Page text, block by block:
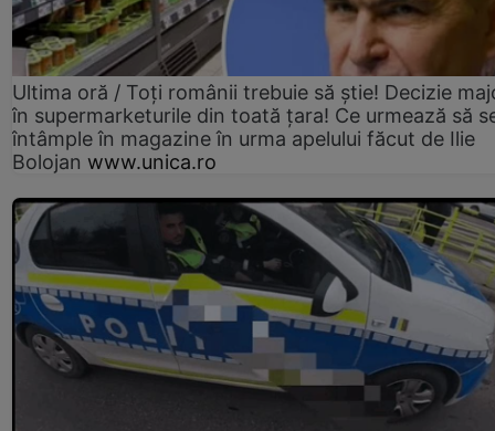
Ultima oră / Toți românii trebuie să știe! Decizie
în supermarketurile din toată țara! Ce urmează să
întâmple în magazine în urma apelului făcut de Ilie
Bolojan www.unica.ro